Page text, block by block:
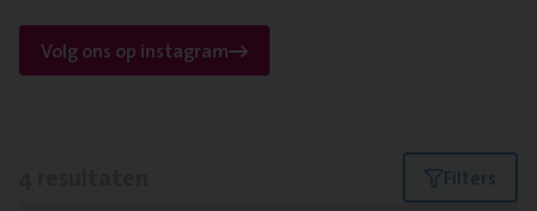
Volg ons op instagram
Filters